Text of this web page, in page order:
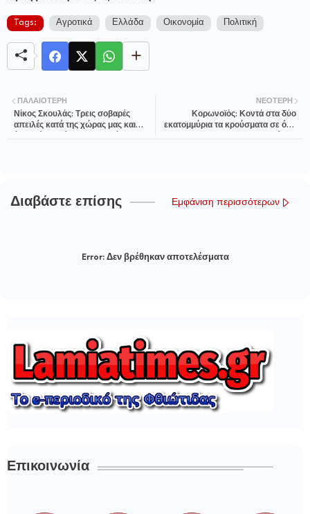
Tags: Αγροτικά Ελλάδα Οικονομία Πολιτική
ΝΕΌΤΕΡΗ
Κορωνοϊός: Κοντά στα δύο
εκατομμύρια τα κρούσματα σε όλο
ΠΑΛΑΙΌΤΕΡΗ
Νίκος Σκουλάς: Τρεις σοβαρές
απειλές κατά της χώρας μας και
Διαβάστε επίσης Εμφάνιση περισσότερων
Error:Δεν βρέθηκαν αποτελέσματα
Επικοινωνία